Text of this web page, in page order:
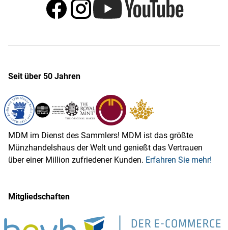
Seit über 50 Jahren
MDM im Dienst des Sammlers! MDM ist das größte
Münzhandelshaus der Welt und genießt das Vertrauen
über einer Million zufriedener Kunden. Erfahren Sie mehr!
Mitgliedschaften